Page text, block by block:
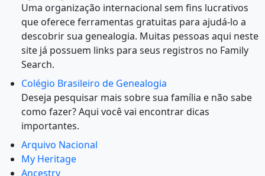
Uma organização internacional sem fins lucrativos
que oferece ferramentas gratuitas para ajudá-lo a
descobrir sua genealogia. Muitas pessoas aqui neste
site já possuem links para seus registros no Family
Search.
Colégio Brasileiro de Genealogia
Deseja pesquisar mais sobre sua família e não sabe
como fazer? Aqui você vai encontrar dicas
importantes.
Arquivo Nacional
My Heritage
Ancestry